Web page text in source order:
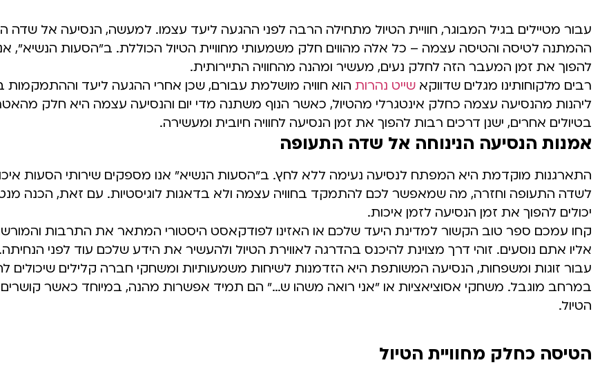
עבור מטיילים בגיל המבוגר, חוויית הטיול מתחילה הרבה לפני ההגעה ליעד עצמו. למעשה, הנסיעה אל שדה
ההמתנה לטיסה והטיסה עצמה – כל אלה מהווים חלק משמעותי מחוויית הטיול הכוללת. ב"הסעות הנשיא", אנו
להפוך את זמן המעבר הזה לחלק נעים, מעשיר ומהנה מהחוויה התיירותית.
רבים מלקוחותינו מגלים שדווקא שייט נהרות הוא חוויה מושלמת עבורם, שכן אחרי ההגעה ליעד וההתמקמות
ליהנות מהנסיעה עצמה כחלק אינטגרלי מהטיול, כאשר הנוף משתנה מדי יום והנסיעה עצמה היא חלק
בטיולים אחרים, ישנן דרכים רבות להפוך את זמן הנסיעה לחוויה חיובית ומעשירה.
אמנות הנסיעה הנינוחה אל שדה התעופה
התארגנות מוקדמת היא המפתח לנסיעה נעימה ללא לחץ. ב"הסעות הנשיא" אנו מספקים שירותי הסעות
לשדה התעופה וחזרה, מה שמאפשר לכם להתמקד בחוויה עצמה ולא בדאגות לוגיסטיות. עם זאת, הכנה
יכולים להפוך את זמן הנסיעה לזמן איכות.
קחו עמכם ספר טוב הקשור למדינת היעד שלכם או האזינו לפודקאסט היסטורי המתאר את התרבות
אליו אתם נוסעים. זוהי דרך מצוינת להיכנס בהדרגה לאווירת הטיול ולהעשיר את הידע שלכם עוד לפני הנחיתה.
עבור זוגות ומשפחות, הנסיעה המשותפת היא הזדמנות לשיחות משמעותיות ומשחקי חברה קלילים שיכולים
במרחב מוגבל. משחקי אסוציאציות או "אני רואה משהו ש…" הם תמיד אפשרות מהנה, במיוחד כאשר
הטיול.
הטיסה כחלק מחוויית הטיול